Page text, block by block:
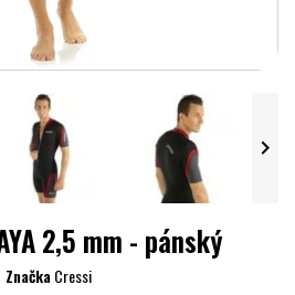

2,5 mm - pánský
ZnačkaCressi